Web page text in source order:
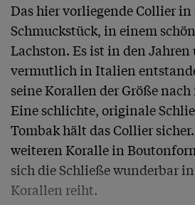
Das hier vorliegende Collier
Schmuckstück, in einem
Lachston. Es ist in den Jahren
vermutlich in Italien
seine Korallen der Größe
Eine schlichte, originale
Tombak hält das Collier
weiteren Koralle in
sich die Schließe wunderbar
Korallen reiht.